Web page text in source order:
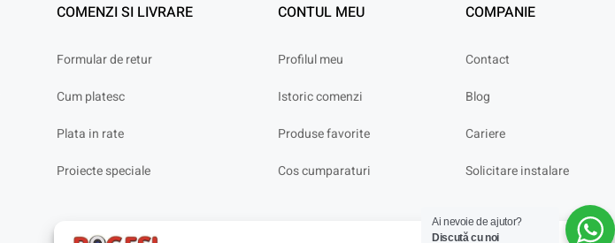
COMENZI SI LIVRARE
Formular de retur
Cum platesc
Plata in rate
Proiecte speciale
CONTUL MEU
Profilul meu
Istoric comenzi
Produse favorite
Cos cumparaturi
COMPANIE
Contact
Blog
Cariere
Solicitare instalare
Ai nevoie de ajutor?
Discută cu noi